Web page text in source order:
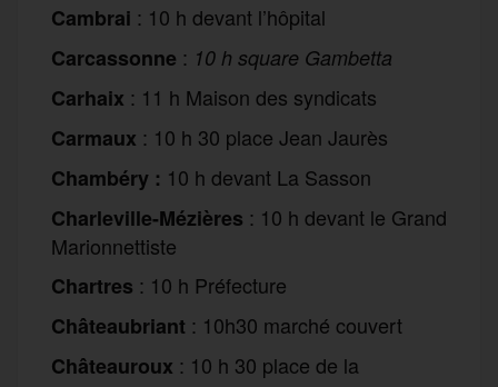
Cambrai : 10 h devant l’hôpital
Carcassonne : 10 h square Gambetta
Carhaix : 11 h Maison des syndicats
Carmaux : 10 h 30 place Jean Jaurès
Chambéry : 10 h devant La Sasson
Charleville-Mézières : 10 h devant le Grand
Marionnettiste
Chartres : 10 h Préfecture
Châteaubriant : 10h30 marché couvert
Châteauroux : 10 h 30 place de la